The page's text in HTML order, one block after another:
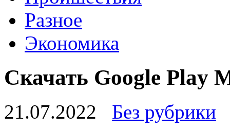
Разное
Экономика
Cкачать Google Play
21.07.2022
Без рубрики